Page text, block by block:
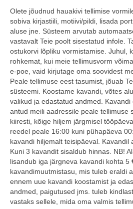
Olete jõudnud hauakivi tellimise
sobiva kirjastiili, motiivi/pildi, lisada
aluse jne. Süsteem arvutab
vastavalt Teie poolt sisestatud infole.
ostukorvi lõpliku vormistamise. Juhul,
rohkemat, kui meie tellimusvorm
e-poe, vaid kirjutage oma soovidest
Peale tellimuse eest tasumist, jõuab
süsteemi. Koostame kavandi, võtes
valikud ja edastatud andmed.
antud meili aadressile peale tellimuse
kiiresti, kõige hiljem järgmisel
reedel peale 16:00 kuni pühapäeva
kavandi hiljemalt teisipäeval. Kavandil
Kuni 3 kavandit sisaldub hinnas. NB!
lisandub iga järgneva kavandi kohta 5
kavandimuutmistasu, mis tuleb eraldi
ennem uue kavandi koostamist ja
andmed, paigutused jms. tuleb
vastaks sellele, mida oma valmis